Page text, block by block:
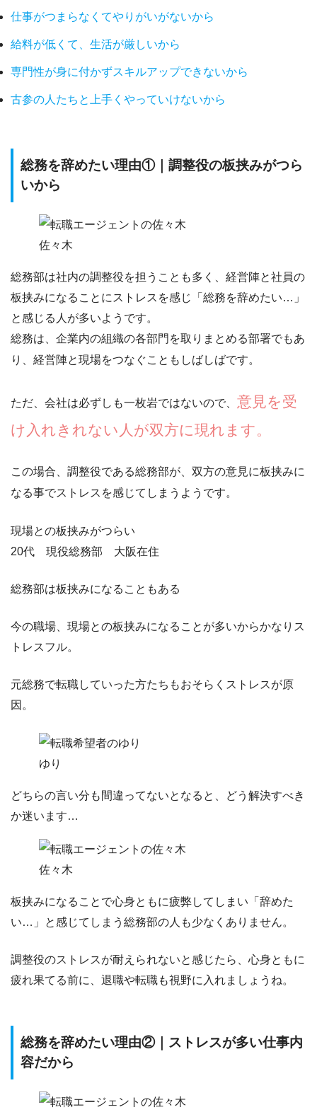
仕事がつまらなくてやりがいがないから
給料が低くて、生活が厳しいから
専門性が身に付かずスキルアップできないから
古参の人たちと上手くやっていけないから
総務を辞めたい理由①｜調整役の板挟みがつら
いから
佐々木
総務部は社内の調整役を担うこと も多く、経営陣と社員の
板挟みになることにストレスを感じ「 総務を辞めたい… 」
と感じる人が多いようです。
総務は、企業内の組織の各部門を取りまとめる部署でもあ
り、経営陣と現場をつなぐこともしばしばです。
ただ、会社は必ずしも一枚岩ではないので、 意見を受
け入れきれない人が双方に現れます。
この場合、調整役である総務部が、双方の意見に板挟みに
なる事でストレスを感じてしまうようです。
現場との板挟みがつらい
20代 現役総務部 大阪在住
総務部は板挟みになることもある
今の職場、現場との板挟みになることが多いからかなりス
トレスフル。
元総務で転職していった方たちもおそらくストレスが原
因。
ゆり
どちらの言い分も間違ってないとなると、どう解決すべき
か迷います…
佐々木
板挟みになることで心身ともに疲弊してしまい「 辞めた
い… 」と感じてしまう総務部の人も少なくありません。
調整役のストレスが耐えられないと感じたら、 心身ともに
疲れ果てる前に、退職や転職も視野に入れましょうね。
総務を辞めたい理由②｜ストレスが多い仕事内
容だから